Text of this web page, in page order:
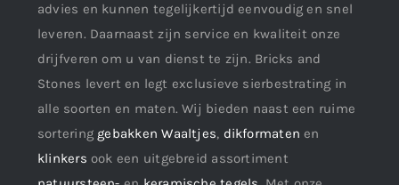
advies en kunnen tegelijkertijd eenvoudig en snel
leveren. Daarnaast zijn service en kwaliteit onze
drijfveren om u van dienst te zijn. Bricks and
Stones levert en legt exclusieve sierbestrating in
alle soorten en maten. Wij bieden naast een ruime
sortering gebakken Waaltjes, dikformaten en
klinkers ook een uitgebreid assortiment